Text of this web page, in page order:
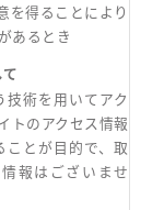
を得ることにより
あるとき
術を用いてアク
トのアクセス情報
とが目的で、取
報はございませ